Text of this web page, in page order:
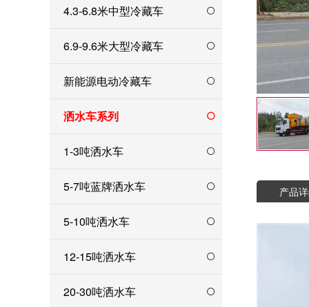
4.3-6.8米中型冷藏车
6.9-9.6米大型冷藏车
新能源电动冷藏车
洒水车系列
1-3吨洒水车
5-7吨蓝牌洒水车
5-10吨洒水车
12-15吨洒水车
20-30吨洒水车
产品